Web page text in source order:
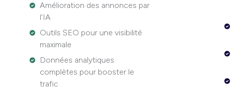
Amélioration des annonces par
l'IA
Outils SEO pour une visibilité
maximale
Données analytiques
complètes pour booster le
trafic